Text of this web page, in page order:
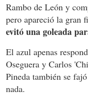
Rambo de León y
pero apareció la gran
evitó una goleada
El azul apenas
Oseguera y Carlos
Pineda también se
nada.